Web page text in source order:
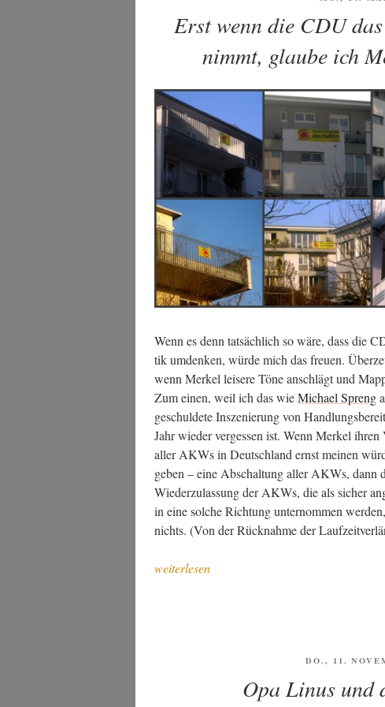
Erst wenn die CDU
nimmt, glaube ich
Wenn es denn tat­säch­lich so wäre, dass die
tik umden­ken, wür­de mich das freu­en.
wenn Mer­kel lei­se­re Töne anschlägt und
Zum einen, weil ich das wieMicha­el Spreng
geschul­de­te Insze­nie­rung von
Jahr wie­der ver­ges­sen ist. Wenn Mer­kel
aller AKWs in Deutsch­land ernst mei­nen
geben – eine Abschal­tung aller AKWs, dann
Wie­der­zu­las­sung der AKWs, die als sicher
in eine sol­che Rich­tung unter­nom­men
nichts. (Von der Rück­nah­me der
„Erst
weiterlesen
DO., 11.
Opa Linus und